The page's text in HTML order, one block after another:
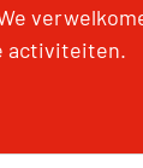
activiteiten.